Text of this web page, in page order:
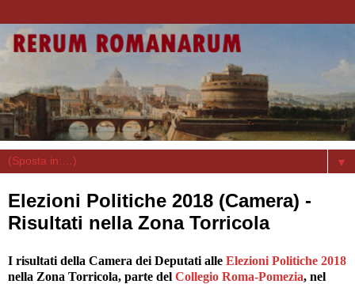
▼
Elezioni Politiche 2018 (Camera) -
Risultati nella Zona Torricola
I risultati della Camera dei Deputati alle Elezioni Politiche 2018
nella Zona Torricola, parte del Collegio Roma-Pomezia, nel